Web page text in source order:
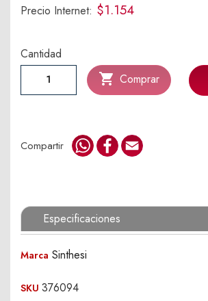
Precio Internet: $1.154
Cantidad
 Comprar
Compartir WhatsApp
Facebook
Especificaciones
Marca Sinthesi
SKU 376094